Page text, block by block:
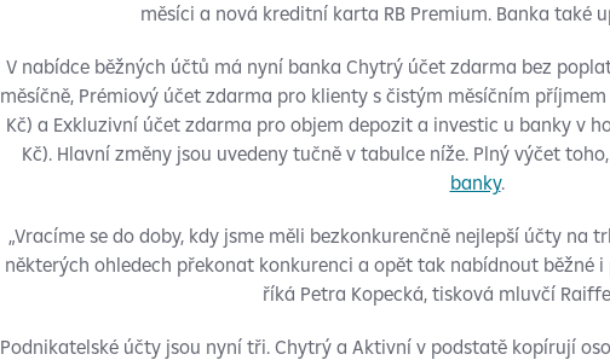
měsíci a nová kreditní karta RB Premium. Banka také
V nabídce běžných účtů má nyní banka Chytrý účet zdarma bez
měsíčně, Prémiový účet zdarma pro klienty s čistým měsíčním
Kč) a Exkluzivní účet zdarma pro objem depozit a investic u banky v
Kč). Hlavní změny jsou uvedeny tučně v tabulce níže. Plný výčet
banky.
„Vracíme se do doby, kdy jsme měli bezkonkurenčně nejlepší účty na
některých ohledech překonat konkurenci a opět tak nabídnout běžné
říká Petra Kopecká, tisková mluvčí
Podnikatelské účty jsou nyní tři. Chytrý a Aktivní v podstatě kopírují